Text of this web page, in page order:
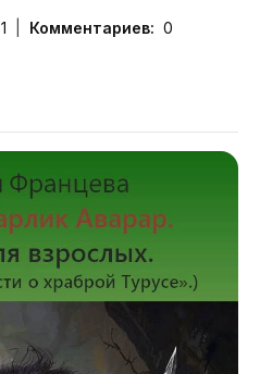
1 Комментариев: 0